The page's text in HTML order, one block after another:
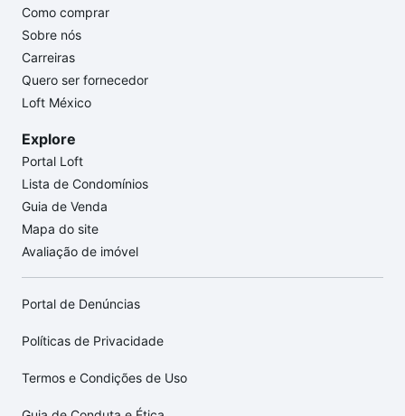
Como comprar
Sobre nós
Carreiras
Quero ser fornecedor
Loft México
Explore
Portal Loft
Lista de Condomínios
Guia de Venda
Mapa do site
Avaliação de imóvel
Portal de Denúncias
Políticas de Privacidade
Termos e Condições de Uso